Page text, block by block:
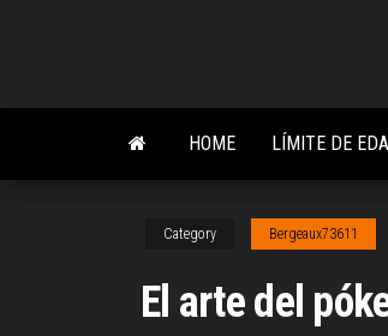
content
HOME LÍMITE DE
Category Bergeaux73611
El arte del